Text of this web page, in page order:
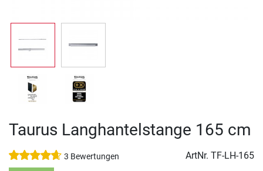
Taurus Langhantelstange 165 cm
3 Bewertungen ArtNr. TF-LH-165